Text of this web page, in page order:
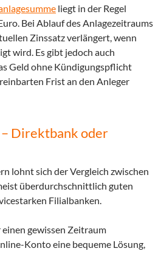
liegt in der Regel
Bei Ablauf des Anlagezeitraums
Zinssatz verlängert, wenn
wird. Es gibt jedoch auch
Geld ohne Kündigungspflicht
Frist an den Anleger
Direktbank oder
lohnt sich der Vergleich zwischen
überdurchschnittlich guten
Filialbanken.
gewissen Zeitraum
Konto eine bequeme Lösung,